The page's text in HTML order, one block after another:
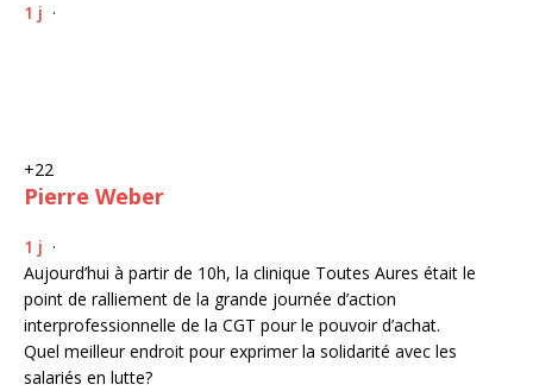
1 j ·
+22
Pierre Weber
1 j ·
Aujourd’hui à partir de 10h, la clinique Toutes Aures était le
point de ralliement de la grande journée d’action
interprofessionnelle de la CGT pour le pouvoir d’achat.
Quel meilleur endroit pour exprimer la solidarité avec les
salariés en lutte?